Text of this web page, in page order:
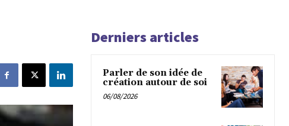
Derniers articles
Parler de son idée de
création autour de soi
06/08/2026